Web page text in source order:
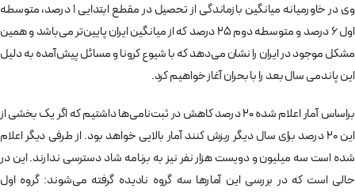
وی در خاورمیانه میانگین بازماندگی از تحصیل در مقطع ابتدایی 1 درصد، متوسطه
اول 6 درصد و متوسطه دوم 25 درصد که از میانگین ایران پایین­‌تر می‌­باشد و همین
مشکل موجود در ایران را نشان می‌­دهد که با شیوع کرونا و مسائل پیش‌­آمده به دلیل
این پاندمی سال بعد را با بحران آغاز خواهیم کرد.
براساس آمار اعلام شده 20 درصد کاهش در ثبت­‌نامی­‌ها داشتیم که اگر یک بخشی از
این 20 درصد برای سال دیگر ریزش کنند آمار بالایی خواهد بود. از طرفی دیگر اعلام
شده است سه میلیون و دویست ­هزار نفر نیز به برنامه شاد دسترسی ندارند. این در
حالی‌ است که در بررسی این آمارها سه گروه نادیده گرفته می‌­شوند: گروه اول